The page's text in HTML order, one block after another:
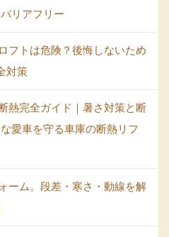
リアフリー
フトは危険？後悔しないため
対策
熱完全ガイド｜暑さ対策と断
愛車を守る車庫の断熱リフ
ーム。段差・寒さ・動線を解